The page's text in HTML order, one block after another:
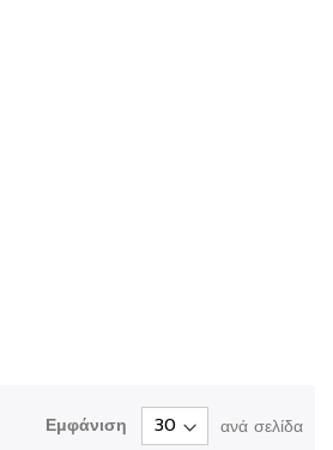
Εμφάνιση ανά σελίδα